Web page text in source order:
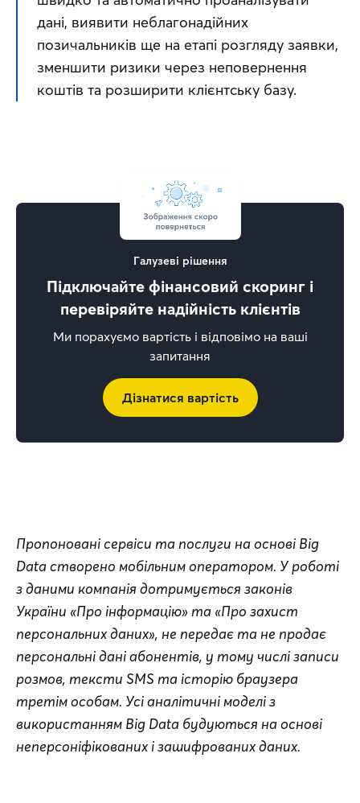
дані, виявити неблагонадійних
позичальників ще на етапі розгляду заявки,
зменшити ризики через неповернення
коштів та розширити клієнтську базу.
Галузеві рішення
Підключайте фінансовий скоринг і
перевіряйте надійність клієнтів
Ми порахуємо вартість і відповімо на ваші
запитання
Дізнатися вартість
Пропоновані сервіси та послуги на основі Big
Data створено мобільним оператором. У роботі
з даними компанія дотримується законів
України «Про інформацію» та «Про захист
персональних даних», не передає та не продає
персональні дані абонентів, у тому числі записи
розмов, тексти SMS та історію браузера
третім особам. Усі аналітичні моделі з
використанням Big Data будуються на основі
неперсоніфікованих і зашифрованих даних.